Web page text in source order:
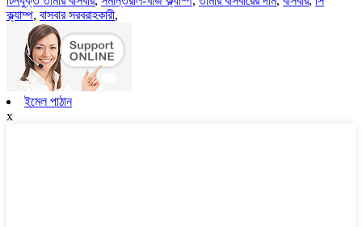
ক্ল্যাম্প, বাসবার সরবরাহকারী,
ইমেল পাঠান
x